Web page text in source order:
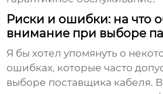
Риски и ошибки: на что
внимание при выборе
Я бы хотел упомянуть о
ошибках, которые часто
выборе поставщика кабеля.